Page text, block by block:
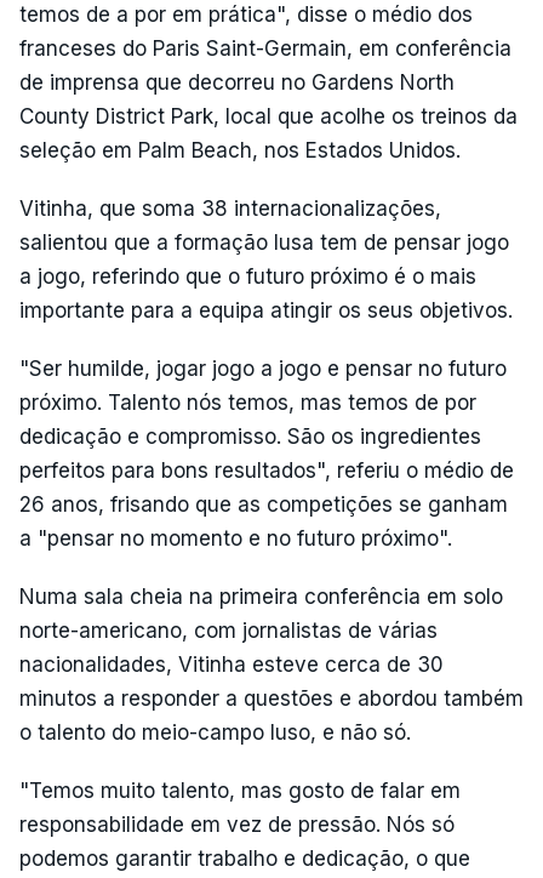
temos de a por em prática", disse o médio dos
franceses do Paris Saint-Germain, em conferência
de imprensa que decorreu no Gardens North
County District Park, local que acolhe os treinos da
seleção em Palm Beach, nos Estados Unidos.
Vitinha, que soma 38 internacionalizações,
salientou que a formação lusa tem de pensar jogo
a jogo, referindo que o futuro próximo é o mais
importante para a equipa atingir os seus objetivos.
"Ser humilde, jogar jogo a jogo e pensar no futuro
próximo. Talento nós temos, mas temos de por
dedicação e compromisso. São os ingredientes
perfeitos para bons resultados", referiu o médio de
26 anos, frisando que as competições se ganham
a "pensar no momento e no futuro próximo".
Numa sala cheia na primeira conferência em solo
norte-americano, com jornalistas de várias
nacionalidades, Vitinha esteve cerca de 30
minutos a responder a questões e abordou também
o talento do meio-campo luso, e não só.
"Temos muito talento, mas gosto de falar em
responsabilidade em vez de pressão. Nós só
podemos garantir trabalho e dedicação, o que